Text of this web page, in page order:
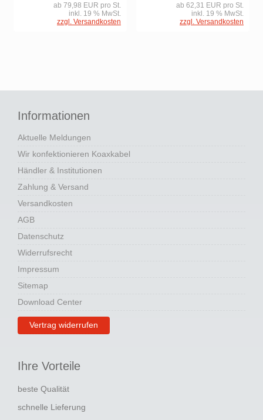
ab 79,98 EUR pro St.
inkl. 19 % MwSt.
zzgl. Versandkosten
ab 62,31 EUR pro St.
inkl. 19 % MwSt.
zzgl. Versandkosten
Informationen
Aktuelle Meldungen
Wir konfektionieren Koaxkabel
Händler & Institutionen
Zahlung & Versand
Versandkosten
AGB
Datenschutz
Widerrufsrecht
Impressum
Sitemap
Download Center
Vertrag widerrufen
Ihre Vorteile
beste Qualität
schnelle Lieferung